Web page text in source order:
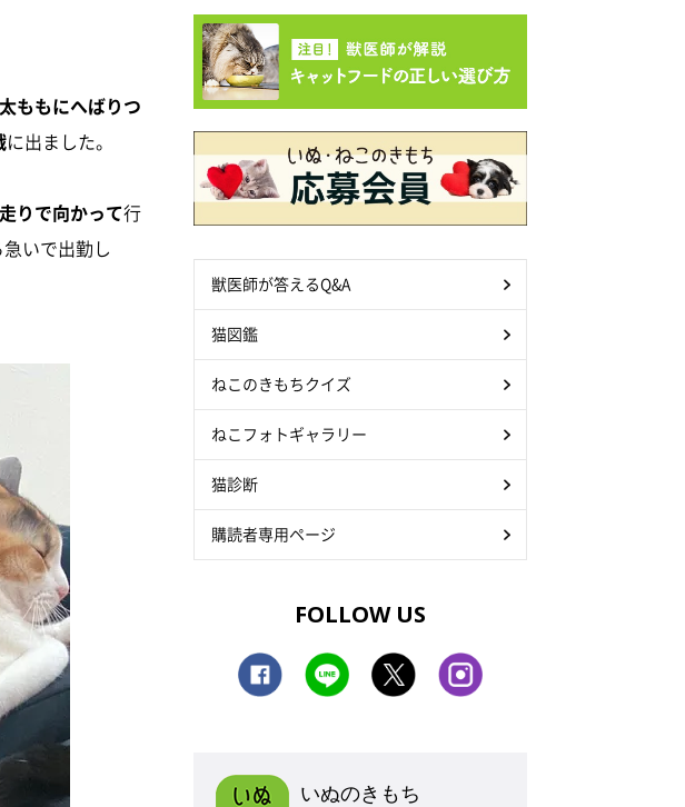
ももにへばりつ
に出ました。
りで向かって行
いで出勤し
獣医師が答えるQ&A
猫図鑑
ねこのきもちクイズ
ねこフォトギャラリー
猫診断
購読者専用ページ
FOLLOW US
いぬのきもち